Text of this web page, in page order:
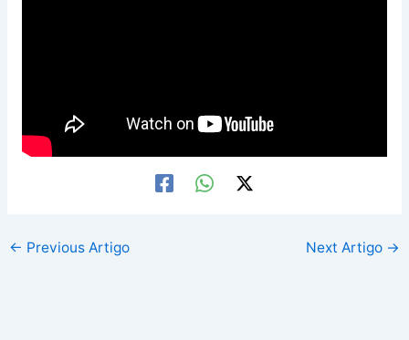
← Previous Artigo Next Artigo →